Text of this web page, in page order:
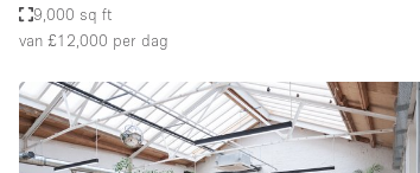
9,000 sq ft
van £12,000 per dag